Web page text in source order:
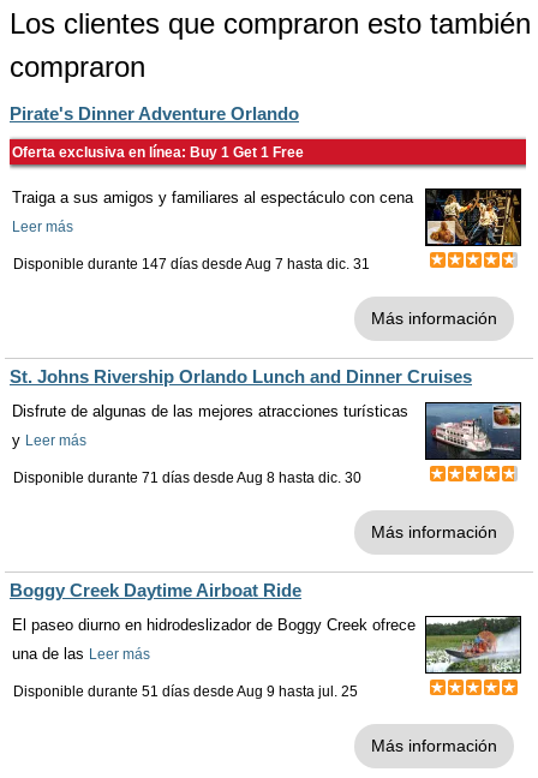
Los clientes que compraron esto también
compraron
Pirate's Dinner Adventure Orlando
Oferta exclusiva en línea: Buy 1 Get 1 Free
Traiga a sus amigos y familiares al espectáculo con cena
Leer más
Disponible durante 147 días desde Aug 7 hasta dic. 31
Más información
St. Johns Rivership Orlando Lunch and Dinner Cruises
Disfrute de algunas de las mejores atracciones turísticas
y Leer más
Disponible durante 71 días desde Aug 8 hasta dic. 30
Más información
Boggy Creek Daytime Airboat Ride
El paseo diurno en hidrodeslizador de Boggy Creek ofrece
una de las Leer más
Disponible durante 51 días desde Aug 9 hasta jul. 25
Más información